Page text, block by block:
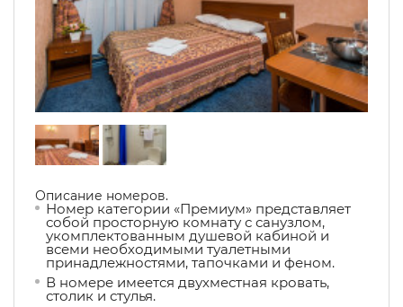
Описание номеров.
Номер категории «Премиум» представляет
собой просторную комнату с санузлом,
укомплектованным душевой кабиной и
всеми необходимыми туалетными
принадлежностями, тапочками и феном.
В номере имеется двухместная кровать,
столик и стулья.